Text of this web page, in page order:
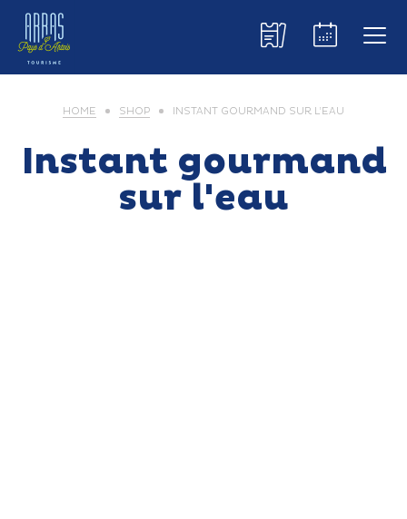
HOME SHOP INSTANT GOURMAND SUR L’EAU
Instant gourmand
sur l'eau